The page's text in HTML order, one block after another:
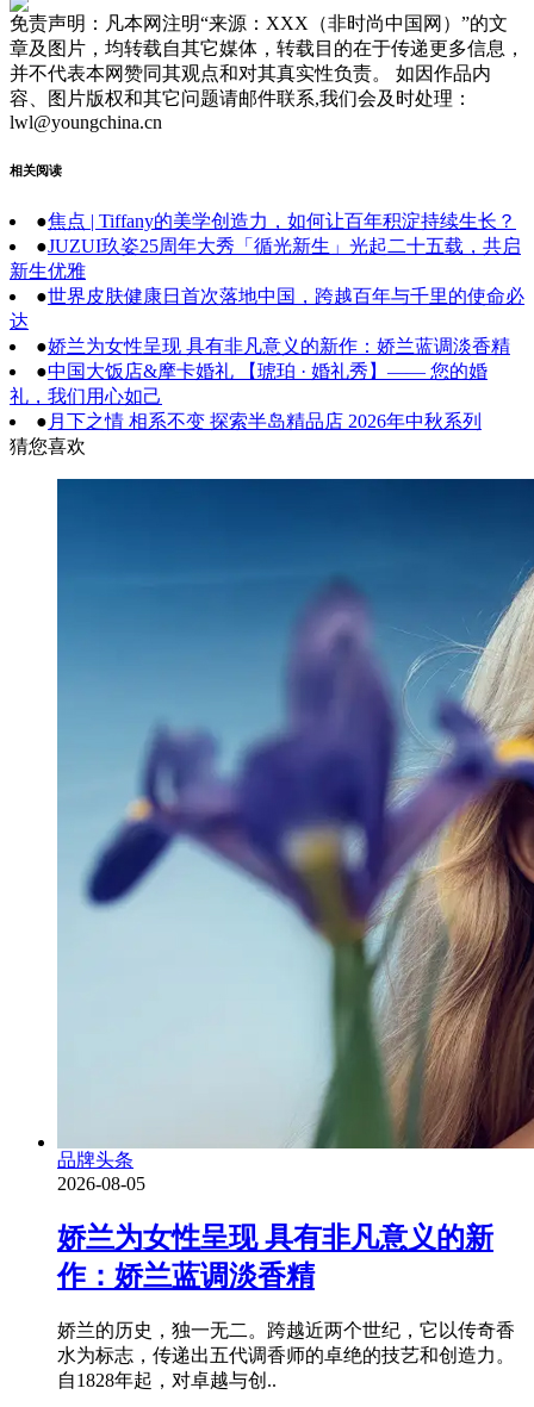
免责声明：凡本网注明“来源：XXX（非时尚中国网）”的文
章及图片，均转载自其它媒体，转载目的在于传递更多信息，
并不代表本网赞同其观点和对其真实性负责。 如因作品内
容、图片版权和其它问题请邮件联系,我们会及时处理：
lwl@youngchina.cn
相关阅读
●焦点 | Tiffany的美学创造力，如何让百年积淀持续生长？
●JUZUI玖姿25周年大秀「循光新生」光起二十五载，共启
新生优雅
●世界皮肤健康日首次落地中国，跨越百年与千里的使命必
达
●娇兰为女性呈现 具有非凡意义的新作：娇兰蓝调淡香精
●中国大饭店&摩卡婚礼 【琥珀 · 婚礼秀】—— 您的婚
礼，我们用心如己
● 月下之情 相系不变 探索半岛精品店 2026年中秋系列
猜您喜欢
品牌头条
2026-08-05
娇兰为女性呈现 具有非凡意义的新
作：娇兰蓝调淡香精
娇兰的历史，独一无二。跨越近两个世纪，它以传奇香
水为标志，传递出五代调香师的卓绝的技艺和创造力。
自1828年起，对卓越与创..